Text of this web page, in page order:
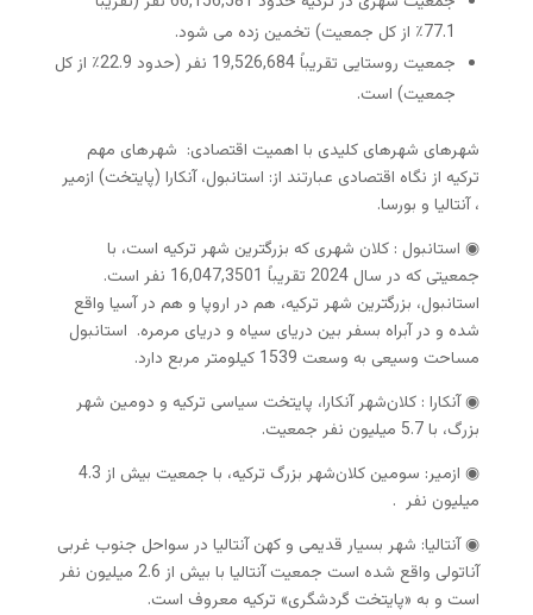
77.1٪ از کل جمعیت) تخمین زده می شود.
جمعیت روستایی تقریباً 19,526,684 نفر (حدود 22.9٪ از کل
جمعیت) است.
شهرهای شهرهای کلیدی با اهمیت اقتصادی: شهر‌های مهم
ترکیه از نگاه اقتصادی عبارتند از: استانبول، آنکارا (پایتخت) ازمیر
، آنتالیا و بورسا.
◉ استانبول : کلان شهری که بزرگترین شهر ترکیه است، با
جمعیتی که در سال 2024 تقریباً 16,047,3501 نفر است.
استانبول، بزرگترین شهر ترکیه، هم در اروپا و هم در آسیا واقع
شده و در آبراه بسفر بین دریای سیاه و دریای مرمره. استانبول
مساحت وسیعی به وسعت 1539 کیلومتر مربع دارد.
◉ آنکارا : کلان‌شهر آنکارا، پایتخت سیاسی ترکیه و دومین شهر
بزرگ، با 5.7 میلیون نفر جمعیت.
◉ ازمیر: سومین کلان‌شهر بزرگ ترکیه، با جمعیت بیش از 4.3
میلیون نفر .
◉ آنتالیا: شهر بسیار قدیمی و کهن آنتالیا در سواحل جنوب غربی
آناتولی واقع شده است جمعیت آنتالیا با بیش از 2.6 میلیون نفر
است و به «پایتخت گردشگری» ترکیه معروف است.